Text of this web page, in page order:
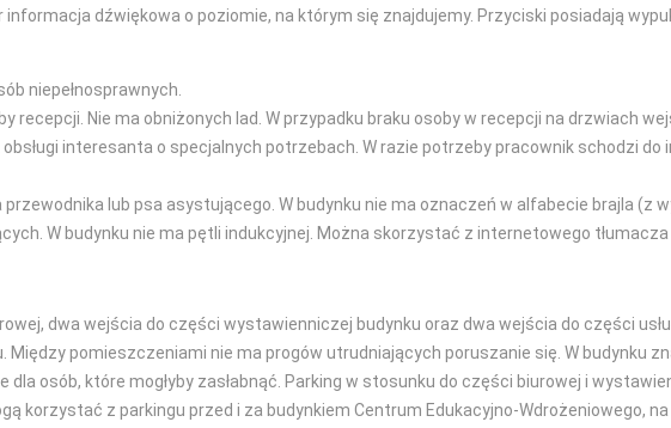
dźwiękowa o poziomie, na którym się znajdujemy. Przyciski posiadają
niepełnosprawnych.
recepcji. Nie ma obniżonych lad. W przypadku braku osoby w recepcji na drzwiach
interesanta o specjalnych potrzebach. W razie potrzeby pracownik schodzi do
lub psa asystującego. W budynku nie ma oznaczeń w alfabecie brajla (z
W budynku nie ma pętli indukcyjnej. Można skorzystać z internetowego tłumacza
dwa wejścia do części wystawienniczej budynku oraz dwa wejścia do części
Między pomieszczeniami nie ma progów utrudniających poruszanie się. W budynku
osób, które mogłyby zasłabnąć. Parking w stosunku do części biurowej i
korzystać z parkingu przed i za budynkiem Centrum Edukacyjno-Wdrożeniowego,